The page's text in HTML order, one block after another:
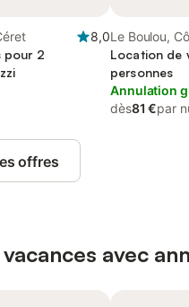
8,0
pour 2
Le Boulou,
(France)
Location de
personnes
Annulation
dès81 €par
offres
avec